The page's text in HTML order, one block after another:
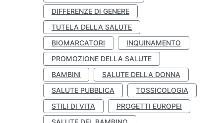
DIFFERENZE DI GENERE
TUTELA DELLA SALUTE
BIOMARCATORI
INQUINAMENTO
PROMOZIONE DELLA SALUTE
BAMBINI
SALUTE DELLA DONNA
SALUTE PUBBLICA
TOSSICOLOGIA
STILI DI VITA
PROGETTI EUROPEI